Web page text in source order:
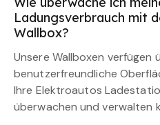
Ladungsverbrauch mit
Wallbox?
Unsere Wallboxen verfügen
benutzerfreundliche
Ihre Elektroautos
überwachen und verwalten